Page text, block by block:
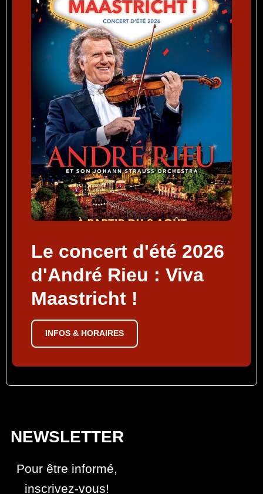
Le concert d'été 2026
d'André Rieu : Viva
Maastricht !
INFOS & HORAIRES
NEWSLETTER
Pour être informé,
inscrivez-vous!